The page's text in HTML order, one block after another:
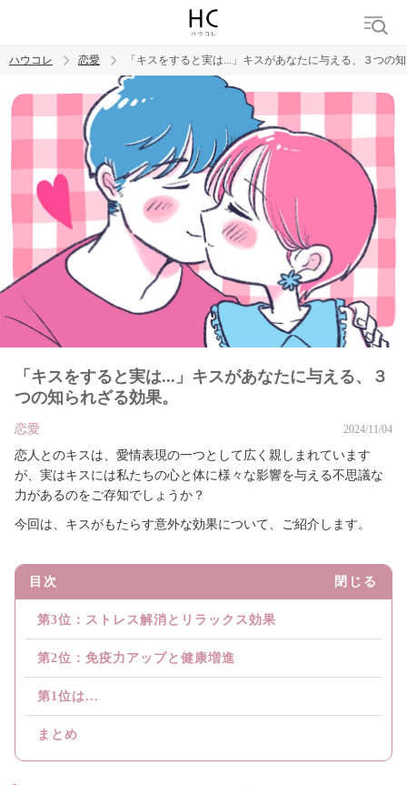
トレンド ワード
恋愛
ハウコレ 恋愛 「キスをすると実は...」キスがあなたに与える、３つの
「キスをすると実は...」キスがあなたに与える、３
つの知られざる効果。
恋愛 2024/11/04
恋人とのキスは、愛情表現の一つとして広く親しまれています
が、実はキスには私たちの心と体に様々な影響を与える不思議な
力があるのをご存知でしょうか？
今回は、キスがもたらす意外な効果について、ご紹介します。
目次 閉じる
第3位：ストレス解消とリラックス効果
第2位：免疫力アップと健康増進
第1位は...
まとめ